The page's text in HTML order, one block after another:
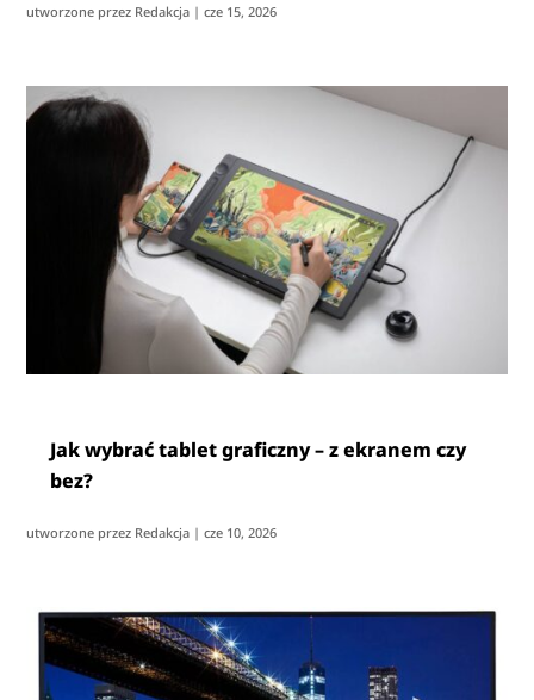
utworzone przez Redakcja |cze 15, 2026
Jak wybrać tablet graficzny – z ekranem czy
bez?
utworzone przez Redakcja |cze 10, 2026